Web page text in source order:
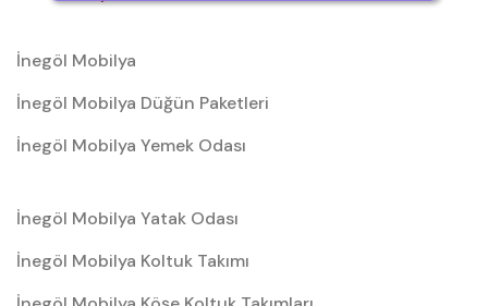
İnegöl Mobilya
İnegöl Mobilya Düğün Paketleri
İnegöl Mobilya Yemek Odası
İnegöl Mobilya Yatak Odası
İnegöl Mobilya Koltuk Takımı